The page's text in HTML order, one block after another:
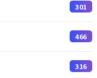
301
466
316